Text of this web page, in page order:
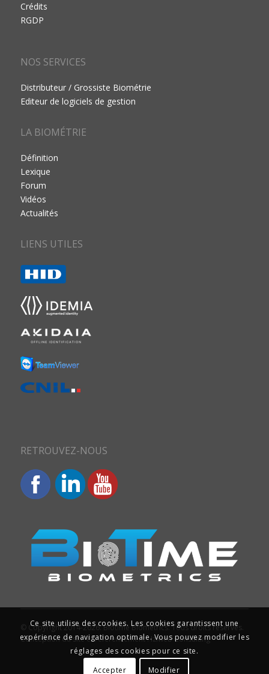
Crédits
RGDP
NOS SERVICES
Distributeur / Grossiste Biométrie
Editeur de logiciels de gestion
LA BIOMÉTRIE
Définition
Lexique
Forum
Vidéos
Actualités
LIENS UTILES
RETROUVEZ-NOUS
© Copyright 2014-2026. Biotime Biometrics. Tous droits réservés.
Conception du site et référencement : Iziweb Consulting
Ce site utilise des cookies. Les cookies garantissent une
expérience de navigation optimale. Vous pouvez modifier les
réglages des cookies pour ce site.
Accepter
Modifier